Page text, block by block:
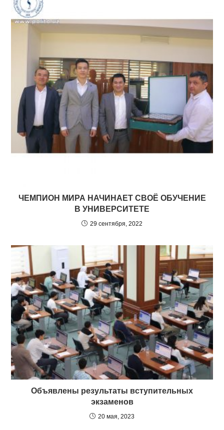
ЧЕМПИОН МИРА НАЧИНАЕТ СВОЁ ОБУЧЕНИЕ
В УНИВЕРСИТЕТЕ
29 сентября, 2022
Объявлены результаты вступительных
экзаменов
20 мая, 2023